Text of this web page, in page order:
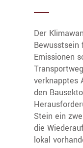
Der
Bewusstsein
Emissionen
verknapptes
den
Stein ein
die
lokal